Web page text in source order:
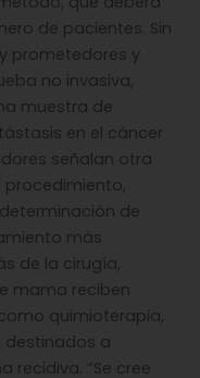
de pacientes. Sin
prometedores y
no invasiva,
muestra de
en el cáncer
señalan otra
de
más
de la cirugía,
mama reciben
quimioterapia,
destinados a
recidiva. “Se cree